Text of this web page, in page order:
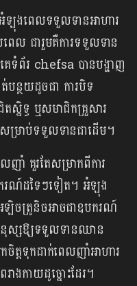
ឡុងពេលទទួលទានអាហារ
ពេល ជារួមគឺការទទួលទាន
ព័រ chefsa បានបង្ហាញ
បន្ថយដូចជា ការបិទ
និទ្ធ ឬសមាជិកគ្រួសារ
សម្រាប់ទទួលទានជាដើម។
ញាំ គួរតែសម្រាកពីការ
រណ៍ដទៃៗទៀត។ អំឡុង
ឡិចត្រូនិចអាចជាឧបករណ៍
ស្សឱ្យទទួលទានឈាន
ត្តទុកដាក់ពេលញាំអាហារ
ងកាយដូច្នោះដែរ។